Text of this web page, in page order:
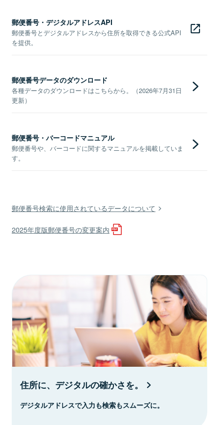
郵便番号・デジタルアドレスAPI
郵便番号とデジタルアドレスから住所を取得できる公式API
を提供。
郵便番号データのダウンロード
各種データのダウンロードはこちらから。（2026年7月31日
更新）
郵便番号・バーコードマニュアル
郵便番号や、バーコードに関するマニュアルを掲載していま
す。
郵便番号検索に使用されているデータについて
2025年度版郵便番号の変更案内
住所に、デジタルの確かさを。
デジタルアドレスで入力も検索もスムーズに。